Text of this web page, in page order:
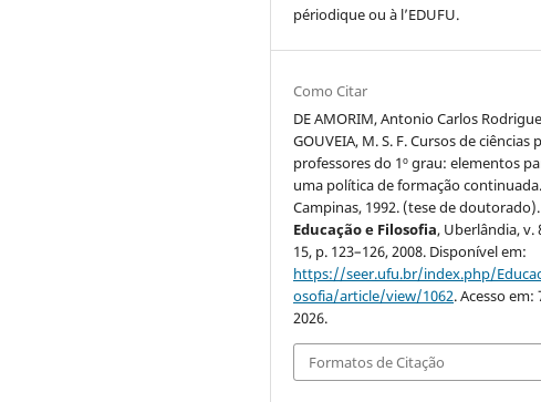
périodique ou à l’EDUFU.
Como Citar
DE AMORIM, Antonio Carlos
GOUVEIA, M. S. F. Cursos de ciências
professores do 1º grau: elementos
uma política de formação continuada.
Campinas, 1992. (tese de doutorado).
Educação e Filosofia, Uberlândia, v.
15, p. 123–126, 2008. Disponível em:
https://seer.ufu.br/index.php/
osofia/article/view/1062. Acesso em:
2026.
Formatos de Citação